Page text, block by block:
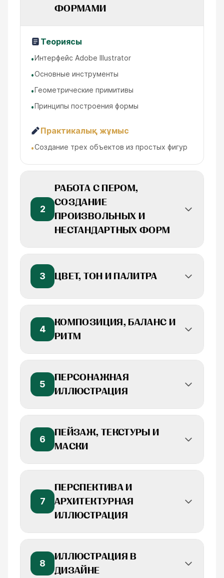
ФОРМАМИ
Теориясы
•Интерфейс Adobe Illustrator
•Основные инструменты
•Геометрические примитивы
•Принципы построения формы
Практикалық жұмыс
•Создание трех объектов из простых фигур
2
РАБОТА С ПЕРОМ,
СОЗДАНИЕ
ПРОИЗВОЛЬНЫХ И
НЕСТАНДАРТНЫХ ФОРМ
3 ЦВЕТ, ТОН И ПАЛИТРА
4
КОМПОЗИЦИЯ, БАЛАНС И
РИТМ
5
ПЕРСОНАЖНАЯ
ИЛЛЮСТРАЦИЯ
6
ПЕЙЗАЖ, ТЕКСТУРЫ И
МАСКИ
7
ПЕРСПЕКТИВА И
АРХИТЕКТУРНАЯ
ИЛЛЮСТРАЦИЯ
8
ИЛЛЮСТРАЦИЯ В
ДИЗАЙНЕ